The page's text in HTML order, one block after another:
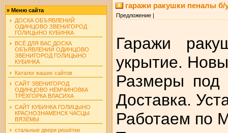
» Меню сайта
ДОСКА ОБЪЯВЛЕНИЙ
ОДИНЦОВО ЗВЕНИГОРОД
ГОЛИЦЫНО КУБИНКА
ВСЁ ДЛЯ ВАС ДОСКА
ОБЪЯВЛЕНИЙ ОДИНЦОВО
ЗВЕНИГОРОД ГОЛИЦЫНО
КУБИНКА
Каталог ваших сайтов
САЙТ ЗВЕНИГОРОД
ОДИНЦОВО НЕМЧИНОВКА
ТРЁХГОРКА ВЛАСИХА
САЙТ КУБИНКА ГОЛИЦЫНО
КРАСНОЗНАМЕНСК ЧАСЦЫ
ВЯЗЁМЫ
стальные двери решётки
гаражи ракушки пеналы б/
Предложение |
Гаражи
укрытие.
Размеры под
Доставка.
Работаем по